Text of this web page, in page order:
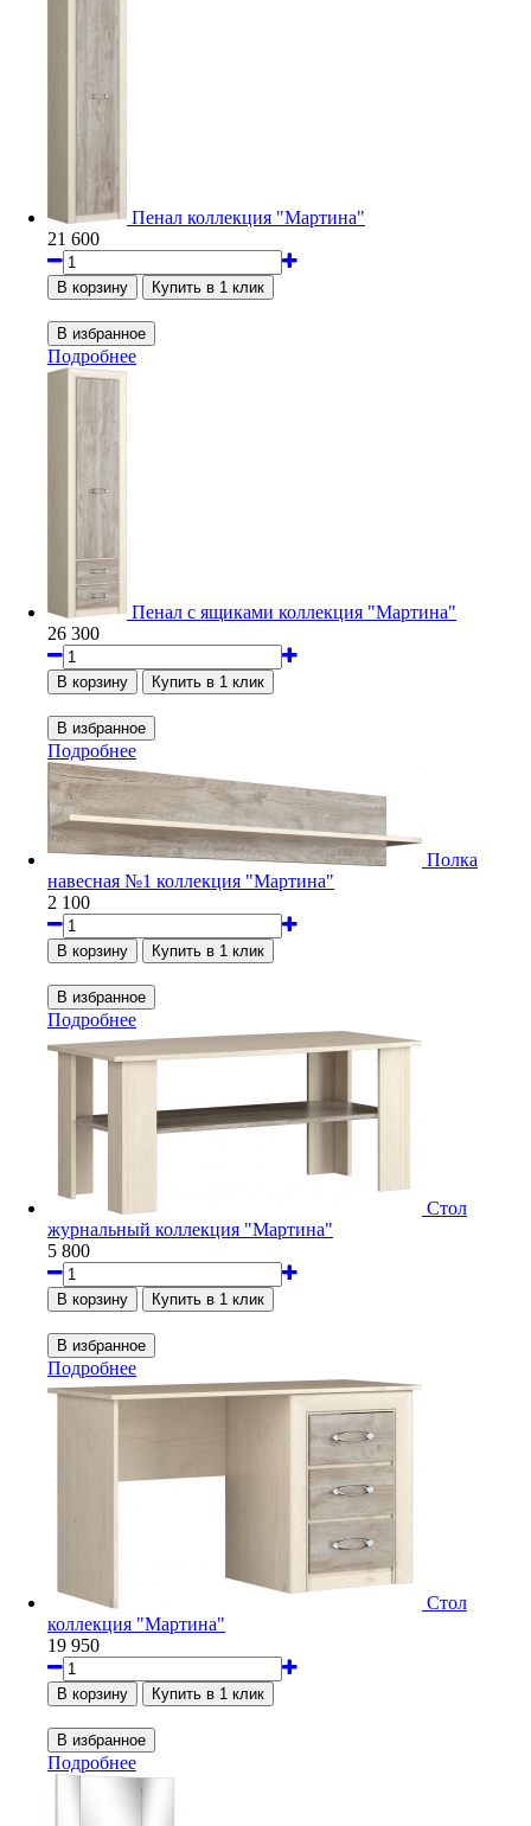
Пенал коллекция "Мартина"
21 600
Подробнее
Пенал с ящиками коллекция "Мартина"
26 300
Подробнее
Полка
навесная №1 коллекция "Мартина"
2 100
Подробнее
Стол
журнальный коллекция "Мартина"
5 800
Подробнее
Стол
коллекция "Мартина"
19 950
Подробнее